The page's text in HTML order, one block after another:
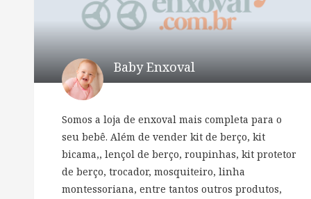
Baby Enxoval
Somos a loja de enxoval mais completa para o
seu bebê. Além de vender kit de berço, kit
bicama,, lençol de berço, roupinhas, kit protetor
de berço, trocador, mosquiteiro, linha
montessoriana, entre tantos outros produtos,